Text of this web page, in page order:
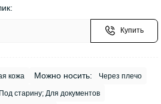
Купить
кожа Можно носить: Через плечо
Под старину; Для документов